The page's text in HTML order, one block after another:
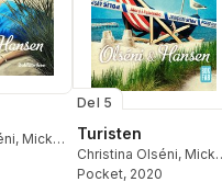
, Micke
Del 5
Turisten
Christina Olséni,
Hansen
Pocket, 2020